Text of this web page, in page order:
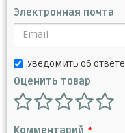
Электронная почта
Уведомить об ответе
Оценить товар
Комментарий *